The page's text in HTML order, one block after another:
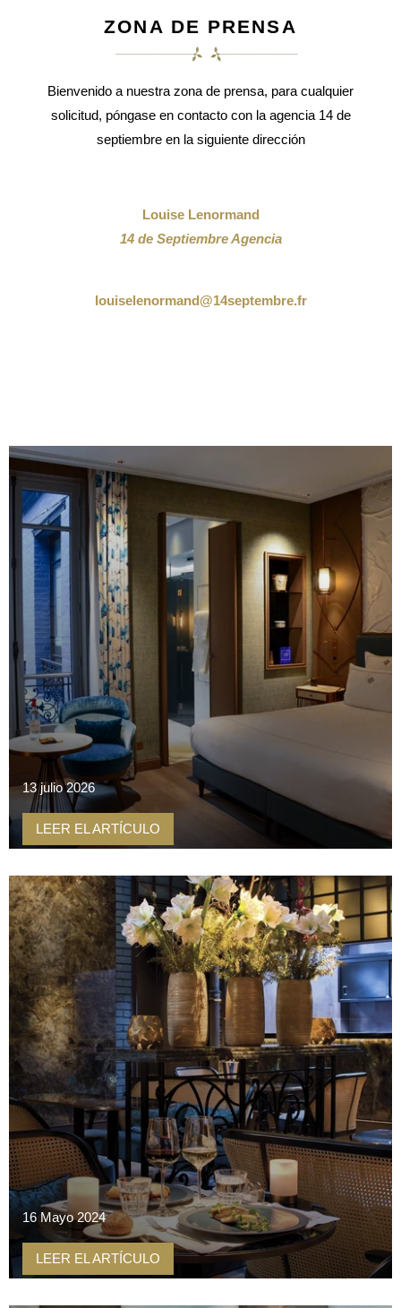
ZONA DE PRENSA
Bienvenido a nuestra zona de prensa, para cualquier
solicitud, póngase en contacto con la agencia 14 de
septiembre en la siguiente dirección
Louise Lenormand
14 de Septiembre Agencia
louiselenormand@14septembre.fr
13 julio 2026
LEER EL ARTÍCULO
16 Mayo 2024
LEER EL ARTÍCULO